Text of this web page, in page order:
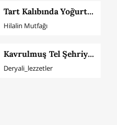
Tart Kalıbında Yoğurtlu Patates Salatası
Hilalin Mutfağı
Kavrulmuş Tel Şehriye Salatası
Deryali_lezzetler